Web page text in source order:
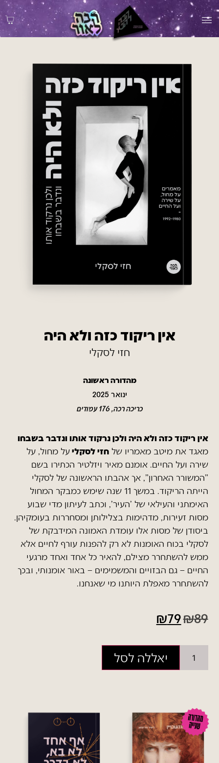
אין ריקוד כזה ולא היה
חזי לסקלי
מהדורה ראשונה
ינואר 2025
כריכה רכה, 176 עמודים
אין ריקוד כזה ולא היה ולכן נרקוד אותו ונדבר בשבחו
מאגד את מיטב מאמריו שלחזי לסקליעל מחול, על
שירה ועל החיים. אומנם מאיר ויזלטיר הכתירו בשם
"המשורר האחרון", אך אהבתו הראשונה של לסקלי
הייתה הריקוד. במשך 11 שנה שימש כמבקר המחול
האימתני והעילאי של 'העיר', וכתב לעיתון מדי שבוע
מסות זעירות, מדהימות בצלילותן ומסחררות בעומקיהן.
ביסודן של מסות אלו עומדת האמונה המידבקת של
לסקלי בכוח האומנות לא רק להפנות עורף לחיים אלא
ממש להשתחרר מצילם, להאיר כל אחד ואחד מרגעי
החיים – גם הבזויים והמשמימים – באור אומנותי, ובכך
להשתחרר מאפלת היותנו מי שאנחנו.
₪89
₪79
יאללה לסל